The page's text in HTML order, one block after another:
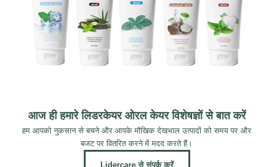
आज ही हमारे लिडरकेयर ओरल केयर विशेषज्ञों से बात करें
हम आपको नुकसान से बचने और आपके मौखिक देखभाल उत्पादों को समय पर और
बजट पर वितरित करने में मदद करते हैं।
Lidercare से संपर्क करें